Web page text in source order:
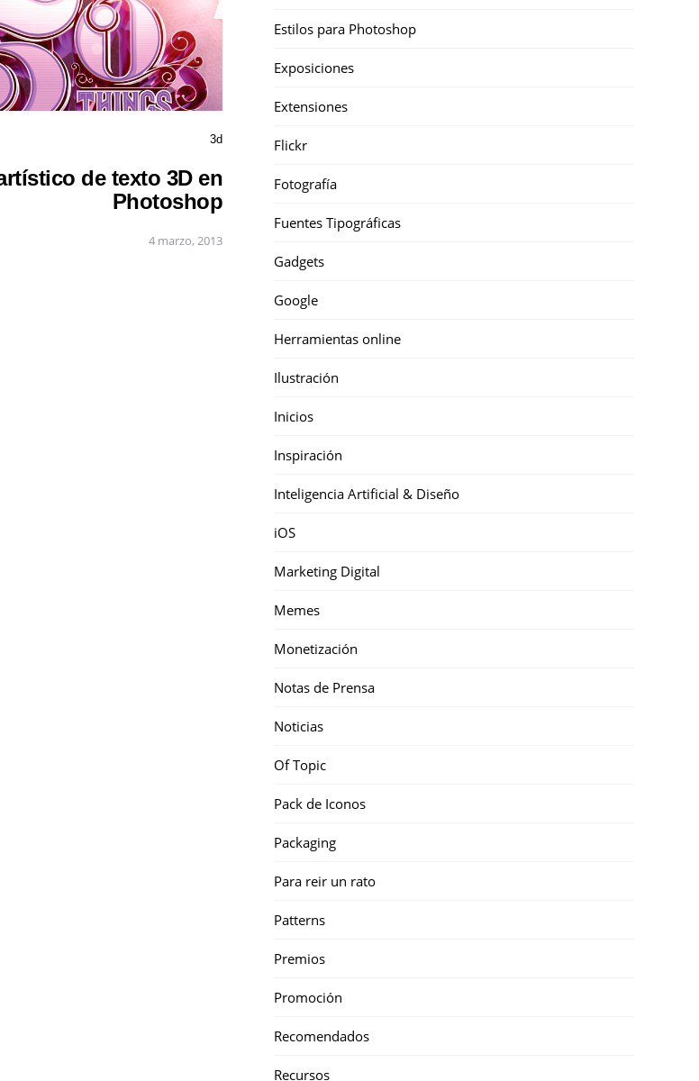
3d
de texto 3D en
Photoshop
4 marzo, 2013
Estilos para Photoshop
Exposiciones
Extensiones
Flickr
Fotografía
Fuentes Tipográficas
Gadgets
Google
Herramientas online
Ilustración
Inicios
Inspiración
Inteligencia Artificial & Diseño
iOS
Marketing Digital
Memes
Monetización
Notas de Prensa
Noticias
Of Topic
Pack de Iconos
Packaging
Para reir un rato
Patterns
Premios
Promoción
Recomendados
Recursos